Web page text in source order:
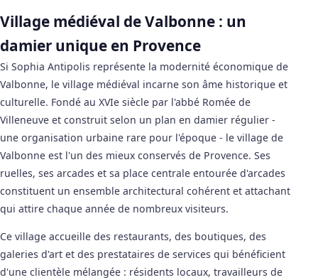
Village médiéval de Valbonne : un
damier unique en Provence
Si Sophia Antipolis représente la modernité économique de
Valbonne, le village médiéval incarne son âme historique et
culturelle. Fondé au XVIe siècle par l'abbé Romée de
Villeneuve et construit selon un plan en damier régulier -
une organisation urbaine rare pour l'époque - le village de
Valbonne est l'un des mieux conservés de Provence. Ses
ruelles, ses arcades et sa place centrale entourée d'arcades
constituent un ensemble architectural cohérent et attachant
qui attire chaque année de nombreux visiteurs.
Ce village accueille des restaurants, des boutiques, des
galeries d'art et des prestataires de services qui bénéficient
d'une clientèle mélangée : résidents locaux, travailleurs de